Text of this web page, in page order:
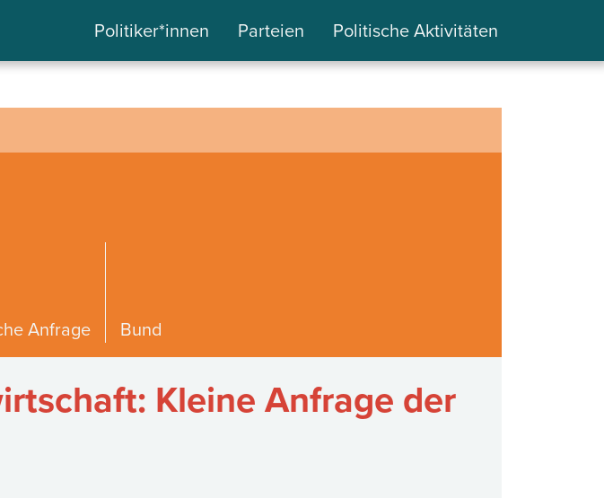
Politiker*innen Parteien Politische Aktivitäten
Anfrage Bund
Kleine Anfrage der